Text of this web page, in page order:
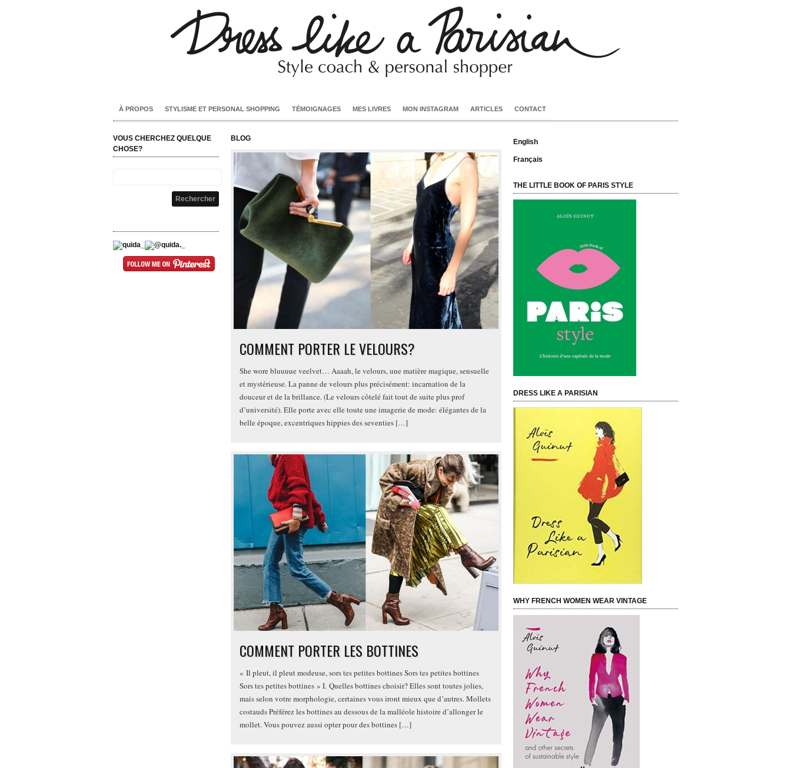
À PROPOS STYLISME ET PERSONAL SHOPPING TÉMOIGNAGES MES LIVRES MON INSTAGRAM ARTICLES CONTACT
VOUS CHERCHEZ QUELQUE
CHOSE?
BLOG
COMMENT PORTER LE VELOURS?
She wore bluuuue veelvet… Aaaah, le velours, une matière magique, sensuelle
et mystérieuse. La panne de velours plus précisément: incarnation de la
douceur et de la brillance. (Le velours côtelé fait tout de suite plus prof
d’université). Elle porte avec elle toute une imagerie de mode: élégantes de la
belle époque, excentriques hippies des seventies […]
COMMENT PORTER LES BOTTINES
« Il pleut, il pleut modeuse, sors tes petites bottines Sors tes petites bottines
Sors tes petites bottines » I. Quelles bottines choisir? Elles sont toutes jolies,
mais selon votre morphologie, certaines vous iront mieux que d’autres. Mollets
costauds Préférez les bottines au dessous de la malléole histoire d’allonger le
mollet. Vous pouvez aussi opter pour des bottines […]
English
Français
THE LITTLE BOOK OF PARIS STYLE
DRESS LIKE A PARISIAN
WHY FRENCH WOMEN WEAR VINTAGE